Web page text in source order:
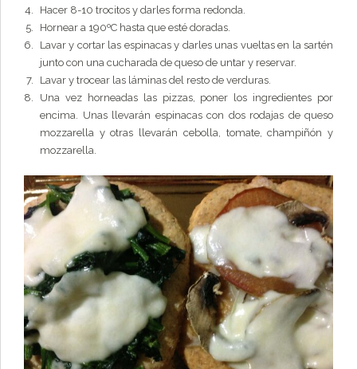
Hacer 8-10 trocitos y darles forma redonda.
Hornear a 190ºC hasta que esté doradas.
Lavar y cortar las espinacas y darles unas vueltas en la sartén
junto con una cucharada de queso de untar y reservar.
Lavar y trocear las láminas del resto de verduras.
Una vez horneadas las pizzas, poner los ingredientes por
encima. Unas llevarán espinacas con dos rodajas de queso
mozzarella y otras llevarán cebolla, tomate, champiñón y
mozzarella.